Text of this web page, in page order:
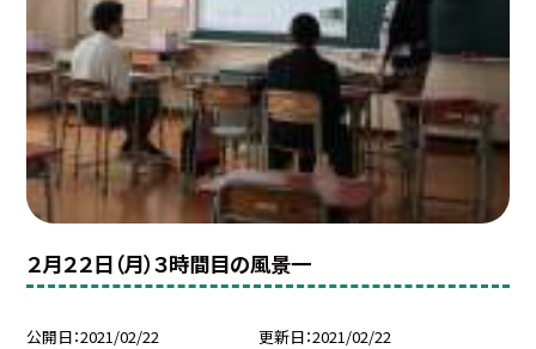
２月２２日（月）３時間目の風景一
公開日 2021/02/22 更新日 2021/02/22